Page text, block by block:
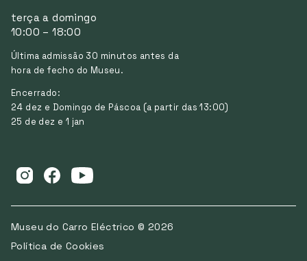
terça a domingo
10:00 – 18:00
Última admissão 30 minutos antes da
hora de fecho do Museu.
Encerrado:
24 dez e Domingo de Páscoa (a partir das 13:00)
25 de dez e 1 jan
Museu do Carro Eléctrico © 2026
Política de Cookies